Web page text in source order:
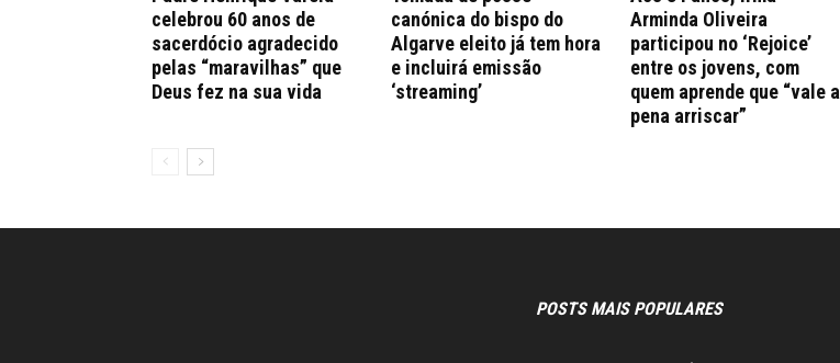
celebrou 60 anos de
sacerdócio agradecido
pelas “maravilhas” que
Deus fez na sua vida
canónica do bispo do
Algarve eleito já tem hora
e incluirá emissão
‘streaming’
Arminda Oliveira
participou no ‘Rejoice’
entre os jovens, com
quem aprende que “vale a
pena arriscar”
POSTS MAIS POPULARES